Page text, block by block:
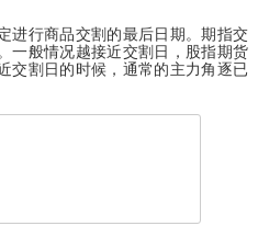
进行商品交割的最后日期。期指交
一般情况越接近交割日，股指期货
交割日的时候，通常的主力角逐已